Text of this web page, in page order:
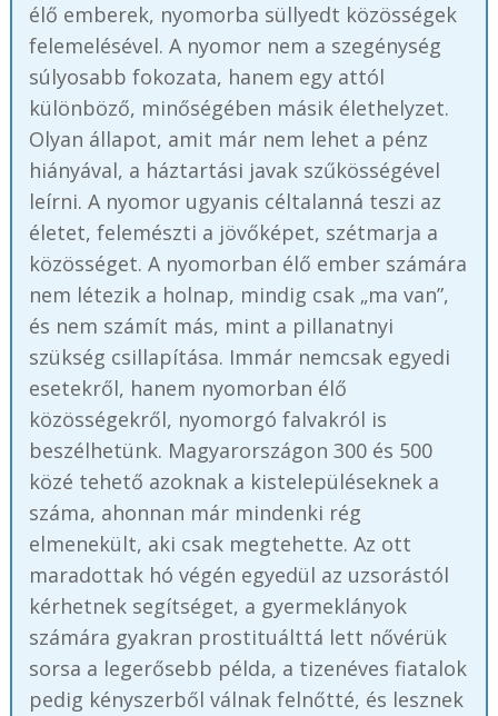
élő emberek, nyomorba süllyedt közösségek
felemelésével. A nyomor nem a szegénység
súlyosabb fokozata, hanem egy attól
különböző, minőségében másik élethelyzet.
Olyan állapot, amit már nem lehet a pénz
hiányával, a háztartási javak szűkösségével
leírni. A nyomor ugyanis céltalanná teszi az
életet, felemészti a jövőképet, szétmarja a
közösséget. A nyomorban élő ember számára
nem létezik a holnap, mindig csak „ma van”,
és nem számít más, mint a pillanatnyi
szükség csillapítása. Immár nemcsak egyedi
esetekről, hanem nyomorban élő
közösségekről, nyomorgó falvakról is
beszélhetünk. Magyarországon 300 és 500
közé tehető azoknak a kistelepüléseknek a
száma, ahonnan már mindenki rég
elmenekült, aki csak megtehette. Az ott
maradottak hó végén egyedül az uzsorástól
kérhetnek segítséget, a gyermeklányok
számára gyakran prostituálttá lett nővérük
sorsa a legerősebb példa, a tizenéves fiatalok
pedig kényszerből válnak felnőtté, és lesznek